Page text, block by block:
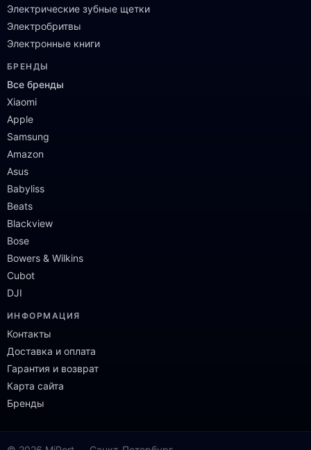
Электрические зубные щетки
Электробритвы
Электронные книги
БРЕНДЫ
Все бренды
Xiaomi
Apple
Samsung
Amazon
Asus
Babyliss
Beats
Blackview
Bose
Bowers & Wilkins
Cubot
DJI
ИНФОРМАЦИЯ
Контакты
Доставка и оплата
Гарантия и возврат
Карта сайта
Бренды